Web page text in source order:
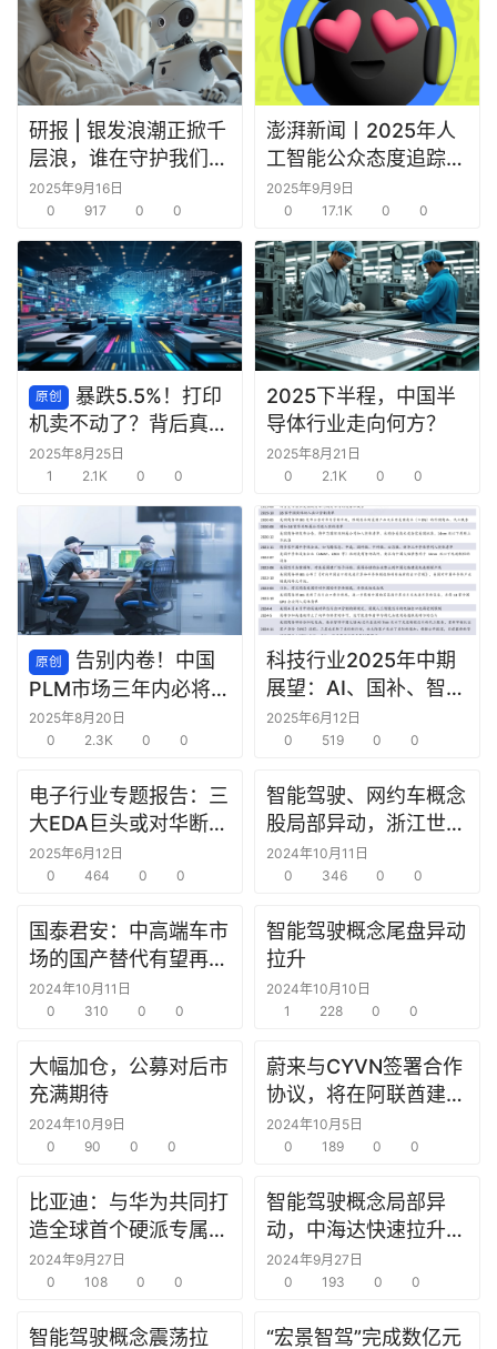
行
业
快
报
资
精
选
头
条
深
度
据
研
选
报
告
投
之
窗
机
链
合
圈
研报 | 银发浪潮正掀千
层浪，谁在守护我们的
黄昏？
2025年9月16日
0
917 0 0
澎湃新闻丨2025年人
工智能公众态度追踪调
查报告
2025年9月9日
0
17.1K 0 0
原创
暴跌5.5%！打印
机卖不动了？背后真相
是……
2025年8月25日
1
2.1K 0 0
2025下半程，中国半
导体行业走向何方？
2025年8月21日
0
2.1K 0 0
原创
告别内卷！中国
PLM市场三年内必将发
生的三大巨变
2025年8月20日
0
2.3K 0 0
科技行业2025年中期
展望：AI、国补、智驾
推动科技行业增长
2025年6月12日
0
519 0 0
电子行业专题报告：三
大EDA巨头或对华断
供，国产EDA加速崛起
2025年6月12日
0
464 0 0
智能驾驶、网约车概念
股局部异动，浙江世宝
直线涨停
2024年10月11日
0
346 0 0
国泰君安：中高端车市
场的国产替代有望再提
速
2024年10月11日
0
310 0 0
智能驾驶概念尾盘异动
拉升
2024年10月10日
1
228 0 0
大幅加仓，公募对后市
充满期待
2024年10月9日
0
90 0 0
蔚来与CYVN签署合作
协议，将在阿联酋建立
研发中心
2024年10月5日
0
189 0 0
比亚迪：与华为共同打
造全球首个硬派专属智
驾方案
2024年9月27日
0
108 0 0
智能驾驶概念局部异
动，中海达快速拉升触
及涨停
2024年9月27日
0
193 0 0
智能驾驶概念震荡拉 “宏景智驾”完成数亿元